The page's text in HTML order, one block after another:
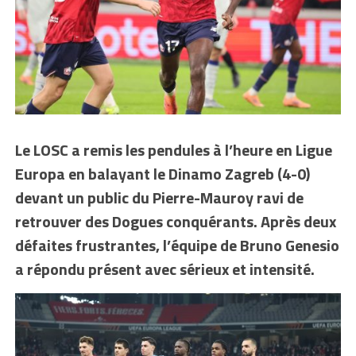
Le LOSC a remis les pendules à l’heure en Ligue
Europa en balayant le Dinamo Zagreb (4-0)
devant un public du Pierre-Mauroy ravi de
retrouver des Dogues conquérants. Après deux
défaites frustrantes, l’équipe de Bruno Genesio
a répondu présent avec sérieux et intensité.